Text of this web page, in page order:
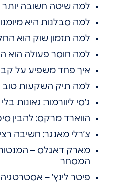
למה שיטה חשובה יותר
למה סבלנות היא
למה תזמון שוק הוא
למה חוסר פעולה הוא
איך פחד משפיע על
למה תיק השקעות טוב
ג’סי ליוורמור:
הווארד מרקס: להבין
צ’רלי מאנגר: חשיבה
מארק דאגלס –
המסחר
פיטר לינץ’ –